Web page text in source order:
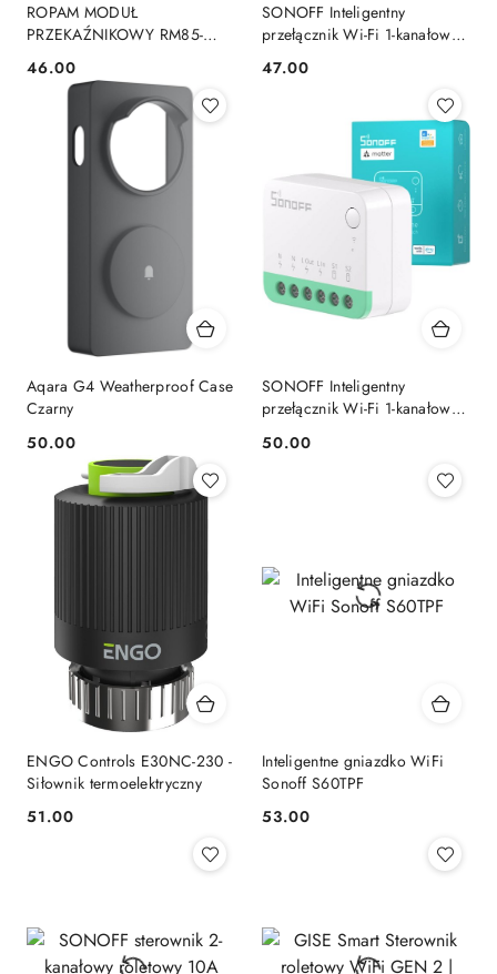
ROPAM MODUŁ
PRZEKAŹNIKOWY RM85-
230V-1P
Cena:
46.00
SONOFF Inteligentny
przełącznik Wi-Fi 1-kanałowy
MINIR4
Cena:
47.00
Aqara G4 Weatherproof Case
Czarny
Cena:
50.00
SONOFF Inteligentny
przełącznik Wi-Fi 1-kanałowy
Cena:
50.00
ENGO Controls E30NC-230 -
Siłownik termoelektryczny
Cena:
51.00
Inteligentne gniazdko WiFi
Sonoff S60TPF
Cena:
53.00